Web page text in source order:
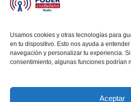
Usamos cookies y otras tecnologías para
en tu dispositivo. Esto nos ayuda a
navegación y personalizar tu experiencia.
consentimiento, algunas funciones podrían
Aceptar
Poder Ciudadano Radio y TV
Nuestro compromiso es
ciudadanía, generar
transformación social a